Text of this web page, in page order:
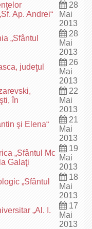
Ap. Andrei“
28
Mai
2013
„Sfântul
28
Mai
2013
judeţul
26
Mai
2013
în
22
Mai
2013
şi Elena“
21
Mai
2013
„Sfântul Mc
Galaţi
19
Mai
2013
„Sfântul
18
Mai
2013
„Al. I.
17
Mai
2013